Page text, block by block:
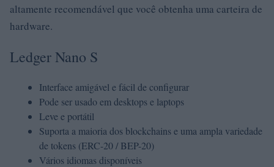
altamente recomendável que você obtenha uma carteira de
hardware.
Ledger Nano S
Interface amigável e fácil de configurar
Pode ser usado em desktops e laptops
Leve e portátil
Suporta a maioria dos blockchains e uma ampla variedade
de tokens (ERC-20 / BEP-20)
Vários idiomas disponíveis